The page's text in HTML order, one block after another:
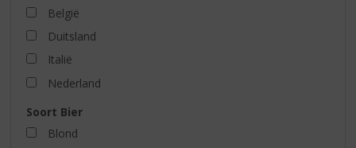
België
Duitsland
Italië
Nederland
Soort Bier
Blond